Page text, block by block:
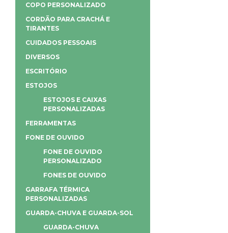
COPO PERSONALIZADO
CORDÃO PARA CRACHÁ E
TIRANTES
CUIDADOS PESSOAIS
DIVERSOS
ESCRITÓRIO
ESTOJOS
ESTOJOS E CAIXAS
PERSONALIZADAS
FERRAMENTAS
FONE DE OUVIDO
FONE DE OUVIDO
PERSONALIZADO
FONES DE OUVIDO
GARRAFA TÉRMICA
PERSONALIZADAS
GUARDA-CHUVA E GUARDA-SOL
GUARDA-CHUVA